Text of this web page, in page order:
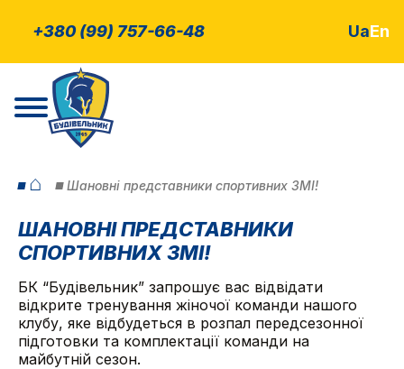
+380 (99) 757-66-48 UaEn
⌂ Шановні представники спортивних ЗМІ!
ШАНОВНІ ПРЕДСТАВНИКИ
СПОРТИВНИХ ЗМІ!
БК “Будівельник” запрошує вас відвідати
відкрите тренування жіночої команди нашого
клубу, яке відбудеться в розпал передсезонної
підготовки та комплектації команди на
майбутній сезон.